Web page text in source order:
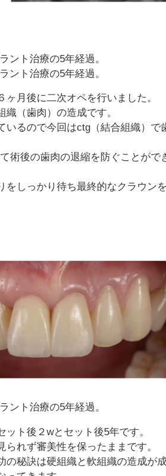
ヶ月後に二次オペを行いました。
織（歯肉）の造成です。
いるので今回はctg（結合組織）で
術後の歯肉の退縮を防ぐことがで
をしっかり待ち最終的なクラウン
ット後２wとセット後5年です。
られず審美性を保ったままです。
の秘訣は硬組織と軟組織の造成が